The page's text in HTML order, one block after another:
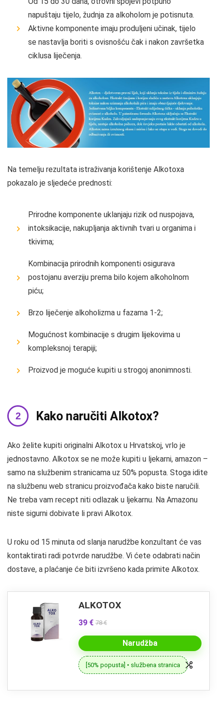
napuštaju tijelo, žudnja za alkoholom je potisnuta.
Aktivne komponente imaju produljeni učinak, tijelo
se nastavlja boriti s ovisnošću čak i nakon završetka
ciklusa liječenja.
Na temelju rezultata istraživanja korištenje Alkotoxa
pokazalo je sljedeće prednosti:
Prirodne komponente uklanjaju rizik od nuspojava,
intoksikacije, nakupljanja aktivnih tvari u organima i
tkivima;
Kombinacija prirodnih komponenti osigurava
postojanu averziju prema bilo kojem alkoholnom
piću;
Brzo liječenje alkoholizma u fazama 1-2;
Mogućnost kombinacije s drugim lijekovima u
kompleksnoj terapiji;
Proizvod je moguće kupiti u strogoj anonimnosti.
Kako naručiti Alkotox?
Ako želite kupiti originalni Alkotox u Hrvatskoj, vrlo je
jednostavno. Alkotox se ne može kupiti u ljekarni, amazon –
samo na službenim stranicama uz 50% popusta. Stoga idite
na službenu web stranicu proizvođača kako biste naručili.
Ne treba vam recept niti odlazak u ljekarnu. Na Amazonu
niste sigurni dobivate li pravi Alkotox.
U roku od 15 minuta od slanja narudžbe konzultant će vas
kontaktirati radi potvrde narudžbe. Vi ćete odabrati način
dostave, a plaćanje će biti izvršeno kada primite Alkotox.
ALKOTOX
39 € 78 €
Narudžba
[50% popusta] • službena stranica